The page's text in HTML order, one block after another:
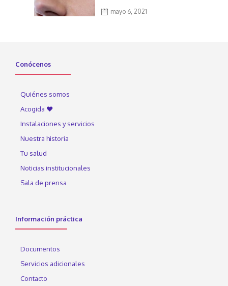
Oftalmología desde
que usamos
mayo 6, 2021
Conócenos
Quiénes somos
Acogida ♥
Instalaciones y servicios
Nuestra historia
Tu salud
Noticias institucionales
Sala de prensa
Información práctica
Documentos
Servicios adicionales
Contacto